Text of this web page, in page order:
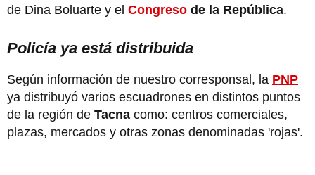
de Dina Boluarte y el Congreso de la República.
Policía ya está distribuida
Según información de nuestro corresponsal, la PNP
ya distribuyó varios escuadrones en distintos puntos
de la región de Tacna como: centros comerciales,
plazas, mercados y otras zonas denominadas 'rojas'.